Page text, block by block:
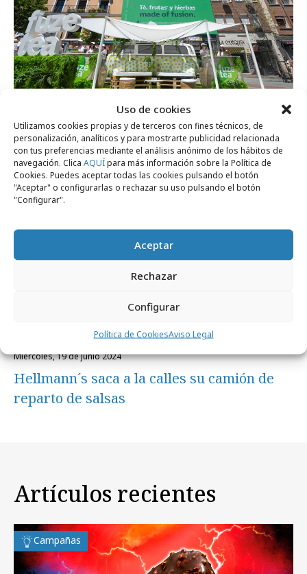
Uso de cookies
Utilizamos cookies propias y de terceros con fines técnicos, de
personalización, analíticos y para mostrarte publicidad relacionada
con tus preferencias mediante el análisis anónimo de los hábitos de
navegación. Clica AQUÍpara más información sobre la Política de
Cookies. Puedes aceptar todas las cookies pulsando el botón
"Aceptar" o configurarlas o rechazar su uso pulsando el botón
"Configurar".
Aceptar
Rechazar
Configurar
Política de CookiesAviso Legal
miércoles, 19 de junio 2024
Fuze Tea Fusion se va de viaje por España
Campañas
miércoles, 19 de junio 2024
Hellmann´s saca a la calles su camión de
reparto de salsas
Artículos recientes
Campañas